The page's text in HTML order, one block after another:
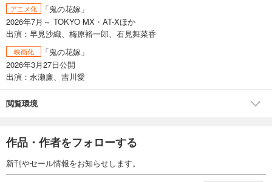
アニメ化
「鬼の花嫁」
2026年7月～ TOKYO MX・AT-Xほか
出演：早見沙織、梅原裕一郎、石見舞菜香
映画化
「鬼の花嫁」
2026年3月27日公開
出演：永瀬廉、吉川愛
閲覧環境
作品・作者をフォローする
新刊やセール情報をお知らせします。